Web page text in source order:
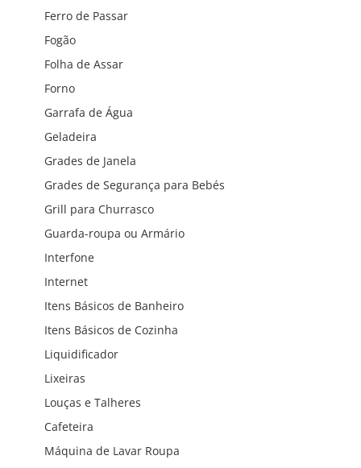
Ferro de Passar
Fogão
Folha de Assar
Forno
Garrafa de Água
Geladeira
Grades de Janela
Grades de Segurança para Bebés
Grill para Churrasco
Guarda-roupa ou Armário
Interfone
Internet
Itens Básicos de Banheiro
Itens Básicos de Cozinha
Liquidificador
Lixeiras
Louças e Talheres
Cafeteira
Máquina de Lavar Roupa